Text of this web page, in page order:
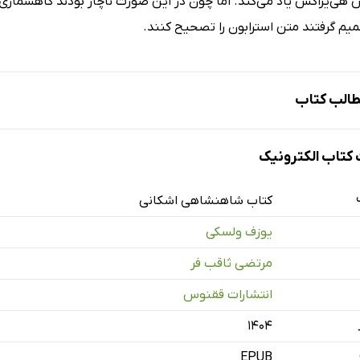
گرفتند متن استرابون را تصحیح کنند.
کتاب
یورش پارنى‌ها
ایران (مسئله گاهشمارى وقایع اوایل دولت پارت)
اشک
و نام‌شناسى نخستین اشکانیان
الکترونیک
کتاب شاهنشاهی اشکانی
یوزف ولسکی
مرتضی ثاقب فر
انتشارات ققنوس
۱۴۰۴